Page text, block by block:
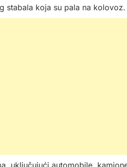
stabala koja su pala na kolovoz.